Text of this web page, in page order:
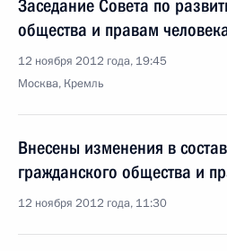
Заседание Совета по
общества и правам
12 ноября 2012 года, 19:45
Москва, Кремль
Внесены изменения в
гражданского общества и
12 ноября 2012 года, 11:30